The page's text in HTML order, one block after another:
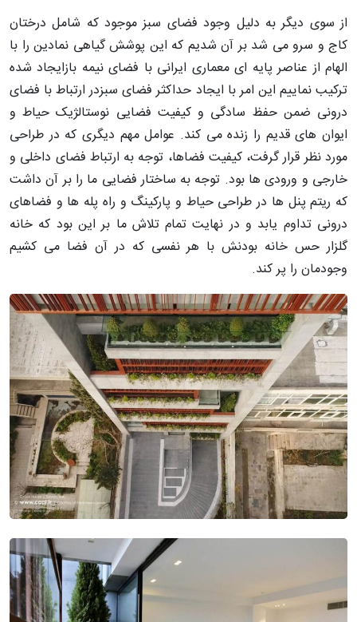
از سوی دیگر به دلیل وجود فضای سبز موجود که شامل درختان
کاج و سرو می شد بر آن شدیم که این پوشش گیاهی نمادین را با
الهام از عناصر پایه ای معماری ایرانی با فضای نیمه بازایجاد شده
ترکیب نماییم این امر با ایجاد حداکثر فضای سبزدر ارتباط با فضای
درونی ضمن حفظ سادگی و کیفیت فضایی نوستالژیک حیاط و
ایوان های قدیم را زنده می کند. عوامل مهم دیگری که در طراحی
مورد نظر قرار گرفت، کیفیت فضاها، توجه به ارتباط فضای داخلی و
خارجی و ورودی ها بود. توجه به ساختار فضایی ما را بر آن داشت
که ریتم پنل ها در طراحی حیاط و پارکینگ و راه پله ها و فضاهای
درونی تداوم یابد و در نهایت تمام تلاش ما بر این بود که خانه
گلزار حس خانه بودنش با هر نفسی که در آن فضا می کشیم
وجودمان را پر کند.